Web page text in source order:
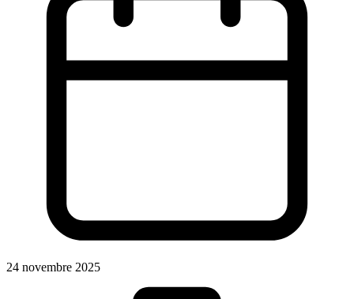
24 novembre 2025